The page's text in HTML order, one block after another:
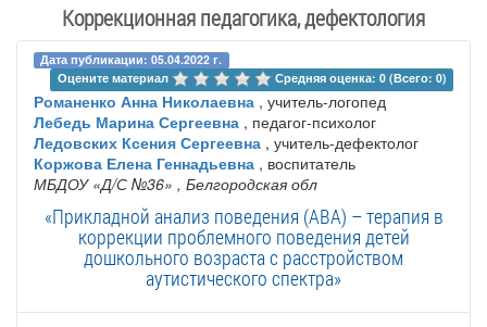
Коррекционная педагогика, дефектология
Дата публикации: 05.04.2022 г.
Оцените материал
Средняя оценка: 0 (Всего: 0)
Романенко Анна Николаевна , учитель-логопед
Лебедь Марина Сергеевна , педагог-психолог
Ледовских Ксения Сергеевна , учитель-дефектолог
Коржова Елена Геннадьевна , воспитатель
МБДОУ «Д/С №36» , Белгородская обл
«Прикладной анализ поведения (ABA) – терапия в
коррекции проблемного поведения детей
дошкольного возраста с расстройством
аутистического спектра»